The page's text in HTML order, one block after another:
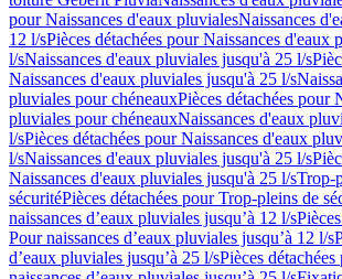
pour Naissances d'eaux pluvialesNaissances
12 l/sPièces détachées pour Naissances d'eaux
l/sNaissances d'eaux pluviales jusqu'à 25 l/s
Naissances d'eaux pluviales jusqu'à 25 l/s
pluviales pour chéneauxPièces détachées pour
pluviales pour chéneauxNaissances d'eaux
l/sPièces détachées pour Naissances d'eaux
l/sNaissances d'eaux pluviales jusqu'à 25 l/s
Naissances d'eaux pluviales jusqu'à 25 l/sTrop-
sécuritéPièces détachées pour Trop-pleins de
naissances d’eaux pluviales jusqu’à 12 l/s
Pour naissances d’eaux pluviales jusqu’à 12 l/s
d’eaux pluviales jusqu’à 25 l/sPièces